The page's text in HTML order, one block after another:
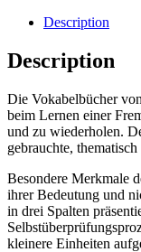
Description
Description
Die Vokabelbücher
beim Lernen einer
und zu wiederholen.
gebrauchte,
Besondere Merkmale
ihrer Bedeutung und
in drei Spalten
kleinere Einheiten